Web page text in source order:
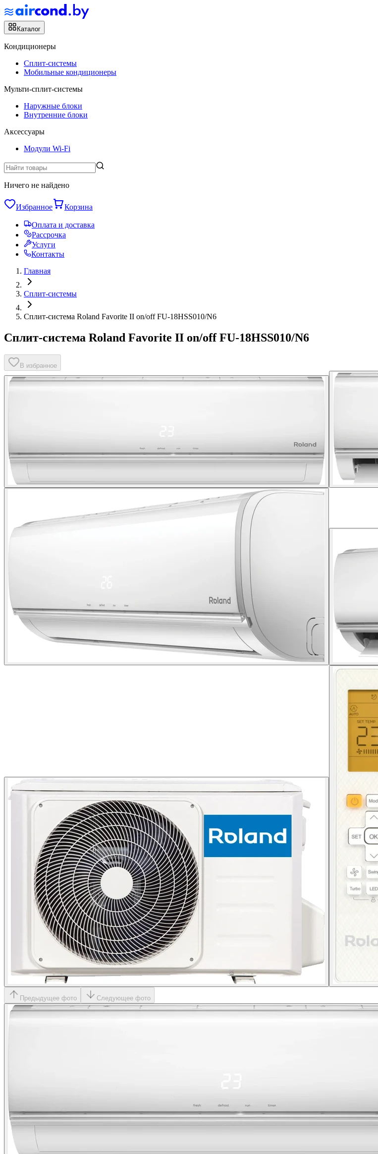
Каталог
Кондиционеры
Сплит-системы
Мобильные кондиционеры
Мульти-сплит-системы
Наружные блоки
Внутренние блоки
Аксессуары
Модули Wi-Fi
Ничего не найдено
Избранное Корзина
Оплата и доставка
Рассрочка
Услуги
Контакты
Главная
Сплит-системы
Сплит-система Roland Favorite II on/off FU-18HSS010/N6
Сплит-система Roland Favorite II on/off FU-18HSS010/N6
В избранное
Предыдущее фото Следующее фото